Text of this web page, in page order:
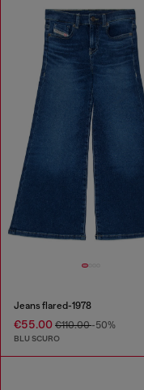
Jeans flared-1978
€55.00 €110.00-50%
BLU SCURO